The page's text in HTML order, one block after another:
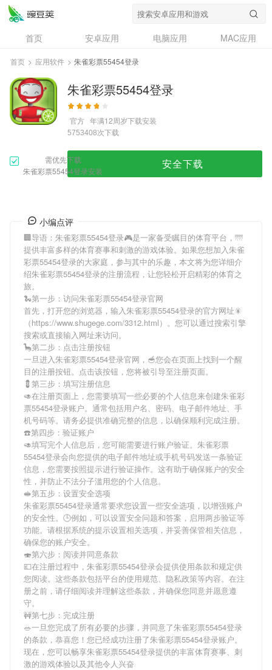
首页 安卓应用 电脑应用
MAC应用
资讯
专题
问答
首页 > 应用软件 > 朱雀彩票55454登录
朱雀彩票55454登录
官方 年满12周岁下载安装
5753408次下载
需优先下载
朱雀彩票55454登录安装
安全下载
小编点评
🏢导语： 朱雀彩票55454登录🎮是一家备受瞩目的体育平台，🌁
提供丰富多样的体育赛事和刺激的游戏体验。如果您想加入朱雀
彩票55454登录的大家庭，参与其中的乐趣，本文将为您详细介
绍朱雀彩票55454登录的注册流程，让您轻松开启精彩的体育之
旅。
🐍第一步：访问朱雀彩票55454登录官网
首先，打开您的浏览器，输入朱雀彩票55454登录的官方网址🎇
（https://www.shugege.com/3312.html）。您可以通过搜索引擎
搜索或直接输入网址来访问。
🦕第二步：点击注册按钮
一旦进入朱雀彩票55454登录官网，🥣您会在页面上找到一个醒
目的注册按钮。点击该按钮，您将被引导至注册页面。
💈第三步：填写注册信息
🥑在注册页面上，您需要填写一些必要的个人信息来创建朱雀彩
票55454登录账户。通常包括用户名、密码、电子邮件地址、手
机号码等。请务必提供准确完整的信息，以确保顺利完成注册。
☎️第四步：验证账户
🥑填写完个人信息后，您可能需要进行账户验证。 朱雀彩票
55454登录会向您提供的电子邮件地址或手机号码发送一条验证
信息，您需要按照提示进行验证操作。这有助于确保账户的安全
性，并防止不法分子滥用您的个人信息。
🥪第五步：设置安全选项
朱雀彩票55454登录通常要求您设置一些安全选项，以增强账户
的安全性。🕒例如，可以设置安全问题和答案，启用两步验证等
功能。请根据系统的提示设置相关选项，并妥善保管相关信息，
确保您的账户安全。
🍣第六步：阅读并同意条款
💷在注册过程中， 朱雀彩票55454登录会提供使用条款和规定供
您阅读。这些条款包括平台的使用规范、隐私政策等内容。在注
册之前，请仔细阅读并理解这些条款，并确保您同意并愿意遵
守。
🚧第七步：完成注册
🥗一旦您完成了所有必要的步骤，并同意了朱雀彩票55454登录
的条款，恭喜您！您已经成功注册了朱雀彩票55454登录账户。
现在，您可以畅享朱雀彩票55454登录提供的丰富体育赛事、刺
激的游戏体验以及其他令人兴奋